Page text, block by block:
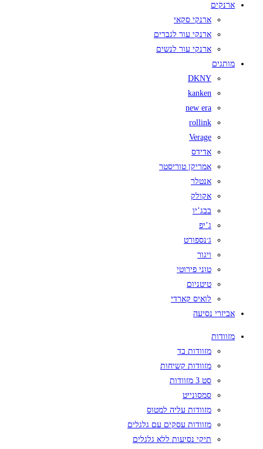
ארנקים
ארנקי סקאי
ארנקי עור לגברים
ארנקי עור לנשים
מותגים
DKNY
kanken
new era
rollink
Verage
אדידס
אמריקן טוריסטר
אנטלר
אקולק
בבג’יו
ג’יפ
ג׳נספורט
ויגור
טוני פירוטי
טיטניום
לואיס קארדי
אביזרי נסיעה
מזוודות
מזוודות בד
מזוודות קשיחות
סט 3 מזוודות
סמסונייט
מזוודות עליה למטוס
מזוודות עסקים עם גלגלים
תיקי נסיעות ללא גלגלים